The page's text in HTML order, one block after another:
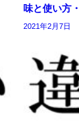
味と使い方
2021年2月7日